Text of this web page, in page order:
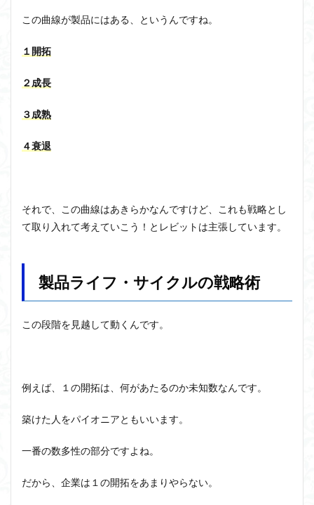
この曲線が製品にはある、というんですね。
１開拓
２成長
３成熟
４衰退
それで、この曲線はあきらかなんですけど、これも戦略とし
て取り入れて考えていこう！とレビットは主張しています。
製品ライフ・サイクルの戦略術
この段階を見越して動くんです。
例えば、１の開拓は、何があたるのか未知数なんです。
築けた人をパイオニアともいいます。
一番の数多性の部分ですよね。
だから、企業は１の開拓をあまりやらない。